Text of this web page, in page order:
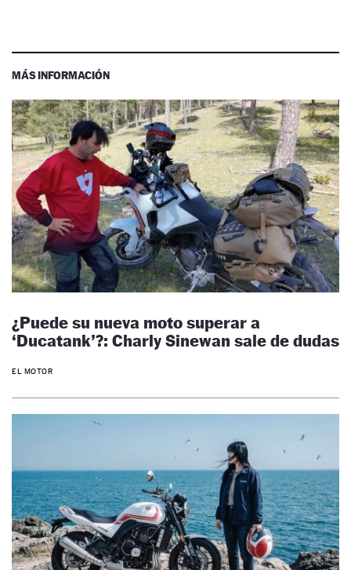
MÁS INFORMACIÓN
¿Puede su nueva moto superar a
‘Ducatank’?: Charly Sinewan sale de dudas
EL MOTOR